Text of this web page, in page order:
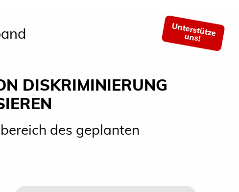
Unterstütze
uns!
DISKRIMINIERUNG
des geplanten